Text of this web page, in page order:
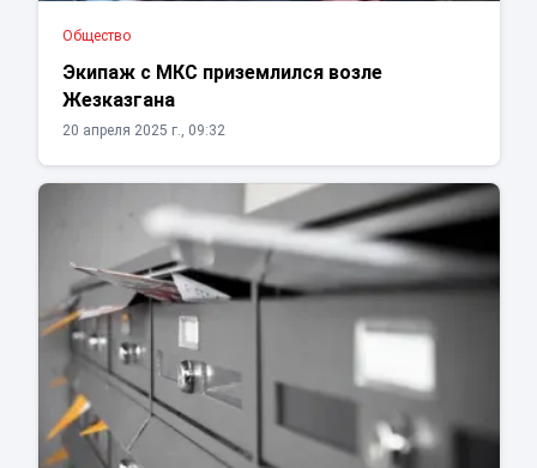
Общество
Экипаж с МКС приземлился возле
Жезказгана
20 апреля 2025 г., 09:32